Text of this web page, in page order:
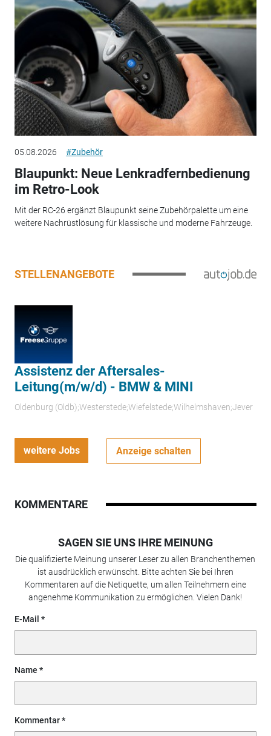
05.08.2026 #Zubehör
Blaupunkt: Neue Lenkradfernbedienung
im Retro-Look
Mit der RC-26 ergänzt Blaupunkt seine Zubehörpalette um eine
weitere Nachrüstlösung für klassische und moderne Fahrzeuge.
STELLENANGEBOTE
Assistenz der Aftersales-
Leitung(m/w/d) - BMW & MINI
Oldenburg (Oldb);Westerstede;Wiefelstede;Wilhelmshaven;Jever
weitere Jobs Anzeige schalten
KOMMENTARE
SAGEN SIE UNS IHRE MEINUNG
Die qualifizierte Meinung unserer Leser zu allen Branchenthemen
ist ausdrücklich erwünscht. Bitte achten Sie bei Ihren
Kommentaren auf die Netiquette, um allen Teilnehmern eine
angenehme Kommunikation zu ermöglichen. Vielen Dank!
E-Mail
Name
Kommentar